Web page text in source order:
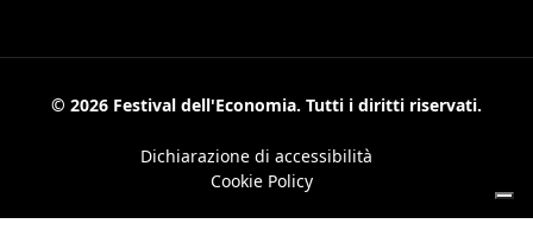
© 2026 Festival dell'Economia. Tutti i diritti riservati.
Dichiarazione di accessibilità
Cookie Policy